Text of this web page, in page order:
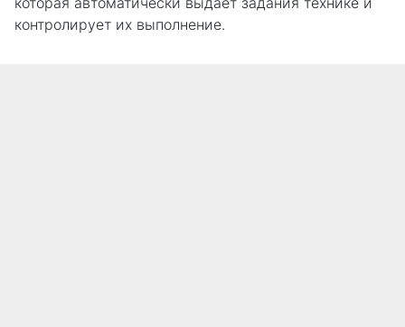
контролирует их выполнение.